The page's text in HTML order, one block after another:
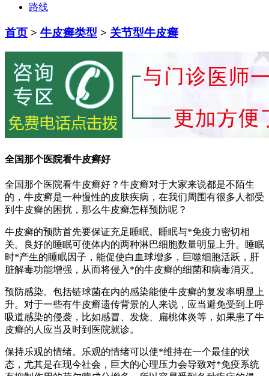
路线
首页 > 牛皮癣类型 > 关节型牛皮癣
全国那个医院看牛皮癣好
全国那个医院看牛皮癣好？牛皮癣对于大家来说都是不陌生
的，牛皮癣是一种慢性的皮肤疾病，在我们周围有很多人都受
到牛皮癣的困扰，那么牛皮癣怎样预防呢？
牛皮癣的预防首先要保证充足睡眠。睡眠与*免疫力密切相
关。良好的睡眠可使体内的两种淋巴细胞数量明显上升。睡眠
时*产生的睡眠因子，能促使白血球增多，巨噬细胞活跃，肝
脏解毒功能增强，从而将侵入*的牛皮癣的细菌和病毒消灭。
预防感染。包括链球菌在内的感染能使牛皮癣的复发率明显上
升。对于一些有牛皮癣遗传背景的人来说，应当避免受到上呼
吸道感染的侵袭，比如感冒、发烧、扁桃体炎等，如果患了牛
皮癣的人应当及时到医院就诊。
保持乐观的情绪。乐观的情绪可以使*维持在一个最佳的状
态，尤其是在现今社会，巨大的心理压力会导致对*免疫系统